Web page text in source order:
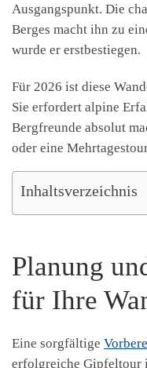
Ausgangspunkt. Die
Berges macht ihn zu
wurde er erstbestiegen.
Für 2026 ist diese
Sie erfordert alpine
Bergfreunde absolut
oder eine
Inhaltsverzeichnis
Planung
für Ihre
Eine sorgfältige
erfolgreiche Gipfeltour